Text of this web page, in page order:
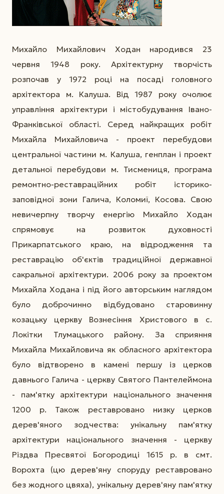
Михайло Михайлович Ходан народився 23
червня 1948 року. Архітектурну творчість
розпочав у 1972 році на посаді головного
архітектора м. Калуша. Від 1987 року очолює
управління архітектури і містобудування Івано-
Франківської області. Серед найкращих робіт
Михайла Михайловича - проект перебудови
центральної частини м. Калуша, генплан і проект
детальної перебудови м. Тисмениця, програма
ремонтно-реставраційних робіт історико-
заповідної зони Галича, Коломиї, Косова. Свою
невичерпну творчу енергію Михайло Ходан
спрямовує на розвиток духовності
Прикарпатського краю, на відродження та
реставрацію об'єктів традиційної державної
сакральної архітектури. 2006 року за проектом
Михайла Ходана і під його авторським наглядом
було доброчинно відбудовано старовинну
козацьку церкву Вознесіння Христового в с.
Локітки Тлумацького району. За сприяння
Михайла Михайловича як обласного архітектора
було відтворено в камені першу із церков
давнього Галича - церкву Святого Пантелеймона
- пам'ятку архітектури національного значення
1200 р. Також реставровано низку церков
дерев'яного зодчества: унікальну пам'ятку
архітектури національного значення - церкву
Різдва Пресвятої Богородиці 1615 р. в смт.
Ворохта (цю дерев'яну споруду реставровано
без жодного цвяха), унікальну дерев'яну пам'ятку